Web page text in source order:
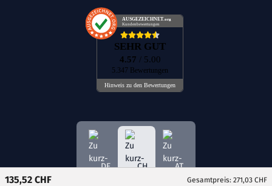
135,52 CHF Gesamtpreis: 271,03 CHF
AUSGEZEICHNET.org
Kundenbewertungen
SEHR GUT
4.57 / 5.00
5.347 Bewertungen
Hinweis zu den Bewertungen
DE CH AT